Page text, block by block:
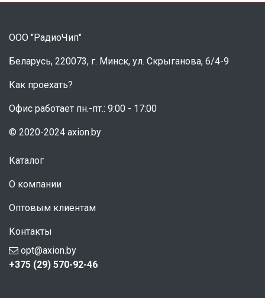
ООО "РадиоЧип"
Беларусь, 220073, г. Минск, ул. Скрыганова, 6/4-9
Как проехать?
Офис работает пн.-пт.: 9:00 - 17:00
© 2020-2024 axion.by
Каталог
О компании
Оптовым клиентам
Контакты
opt@axion.by
+375 (29) 570-92-46